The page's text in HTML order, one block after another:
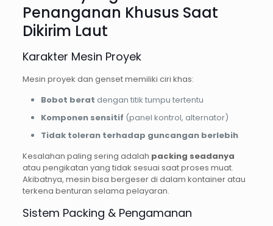
Penanganan Khusus Saat
Dikirim Laut
Karakter Mesin Proyek
Mesin proyek dan genset memiliki ciri khas:
Bobot berat dengan titik tumpu tertentu
Komponen sensitif (panel kontrol, alternator)
Tidak toleran terhadap guncangan berlebih
Kesalahan paling sering adalah packing seadanya
atau pengikatan yang tidak sesuai saat proses muat.
Akibatnya, mesin bisa bergeser di dalam kontainer atau
terkena benturan selama pelayaran.
Sistem Packing & Pengamanan